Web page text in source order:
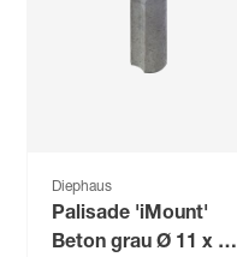
Diephaus
Palisade 'iMount'
Beton grau Ø 11 x 40